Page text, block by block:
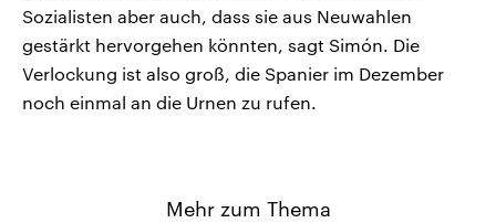
Sozialisten aber auch, dass sie aus Neuwahlen
gestärkt hervorgehen könnten, sagt Simón. Die
Verlockung ist also groß, die Spanier im Dezember
noch einmal an die Urnen zu rufen.
Mehr zum Thema